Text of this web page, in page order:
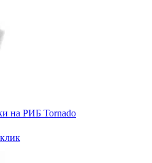
на РИБ Tornado